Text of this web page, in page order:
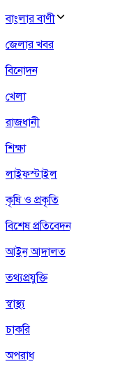
বাংলার বাণী
জেলার খবর
বিনোদন
খেলা
রাজধানী
শিক্ষা
লাইফস্টাইল
কৃষি ও প্রকৃতি
বিশেষ প্রতিবেদন
আইন আদালত
তথ্যপ্রযুক্তি
স্বাস্থ্য
চাকরি
অপরাধ